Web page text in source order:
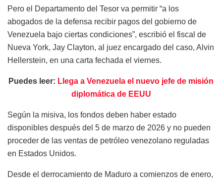
Pero el Departamento del Tesor va permitir “a los
abogados de la defensa recibir pagos del gobierno de
Venezuela bajo ciertas condiciones”, escribió el fiscal de
Nueva York, Jay Clayton, al juez encargado del caso, Alvin
Hellerstein, en una carta fechada el viernes.
Puedes leer: Llega a Venezuela el nuevo jefe de misión
diplomática de EEUU
Según la misiva, los fondos deben haber estado
disponibles después del 5 de marzo de 2026 y no pueden
proceder de las ventas de petróleo venezolano reguladas
en Estados Unidos.
Desde el derrocamiento de Maduro a comienzos de enero,